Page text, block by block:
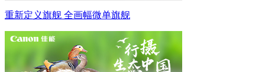
重新定义旗舰 全画幅微单旗舰